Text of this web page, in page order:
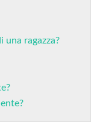
una ragazza?